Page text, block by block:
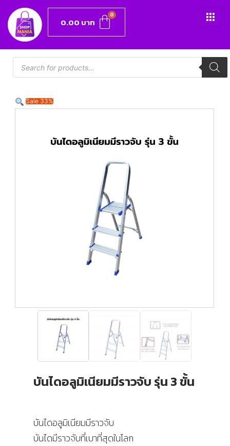
0.00 บาท
Sale 33%
บันไดอลูมิเนียมมีราวจับ รุ่น 3 ขั้น
บันไดอลูมิเนียมมีราวจับ
บันไดมีราวจับที่เบาที่สุดในโลก